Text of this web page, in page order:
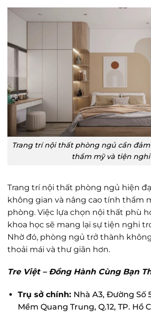
Trang trí nội thất phòng ngủ cần
thẩm mỹ và tiện nghi
Trang trí nội thất phòng ngủ hiện
không gian và nâng cao tính thẩm
phòng. Việc lựa chọn nội thất phù
khoa học sẽ mang lại sự tiện nghi
Nhờ đó, phòng ngủ trở thành
thoải mái và thư giãn hơn.
Tre Việt – Đồng Hành Cùng Bạn
Trụ sở chính: Nhà A3, Đường Số
Mềm Quang Trung, Q.12, TP. Hồ